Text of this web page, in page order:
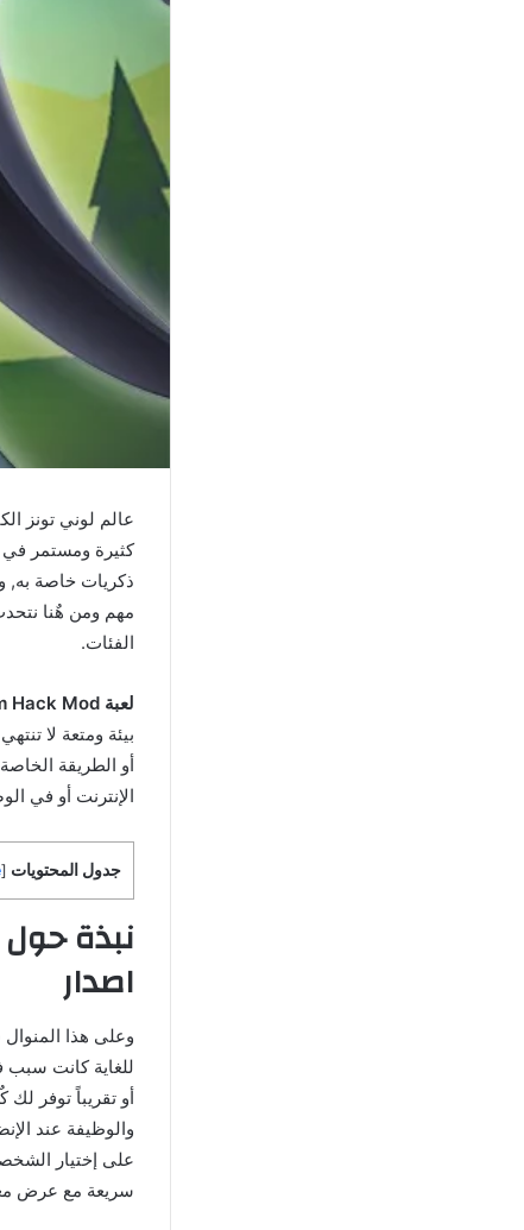
عالم لوني تونز
كثيرة ومستمر
ذكريات خاصة به,
الفئات.
لعبة Tunes World Of Mayhem Hack Mod
بيئة ومتعة لا
أو الطريقة
الإنترنت أو في
جدول المحتويات [
اصدار
للغاية كانت سبب
أو تقريباً توفر
والوظيفة عند
على إختيار
سريعة مع عرض